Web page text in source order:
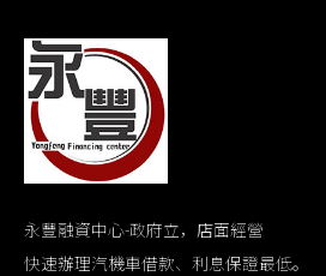
永豐融資中心-政府立，店面經營
快速辦理汽機車借款、利息保證最低。